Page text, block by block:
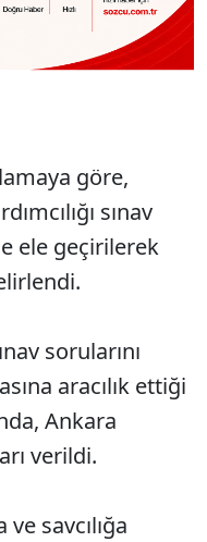
göre,
sınav
ele geçirilerek
sorularını
aracılık ettiği
Ankara
verildi.
savcılığa